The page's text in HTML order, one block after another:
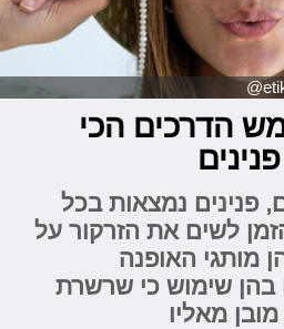
הדרכים הכי
פנינים נמצאות בכל
לשים את הזרקור על
מותגי האופנה
בהן שימוש כי שרשרת
מאליו